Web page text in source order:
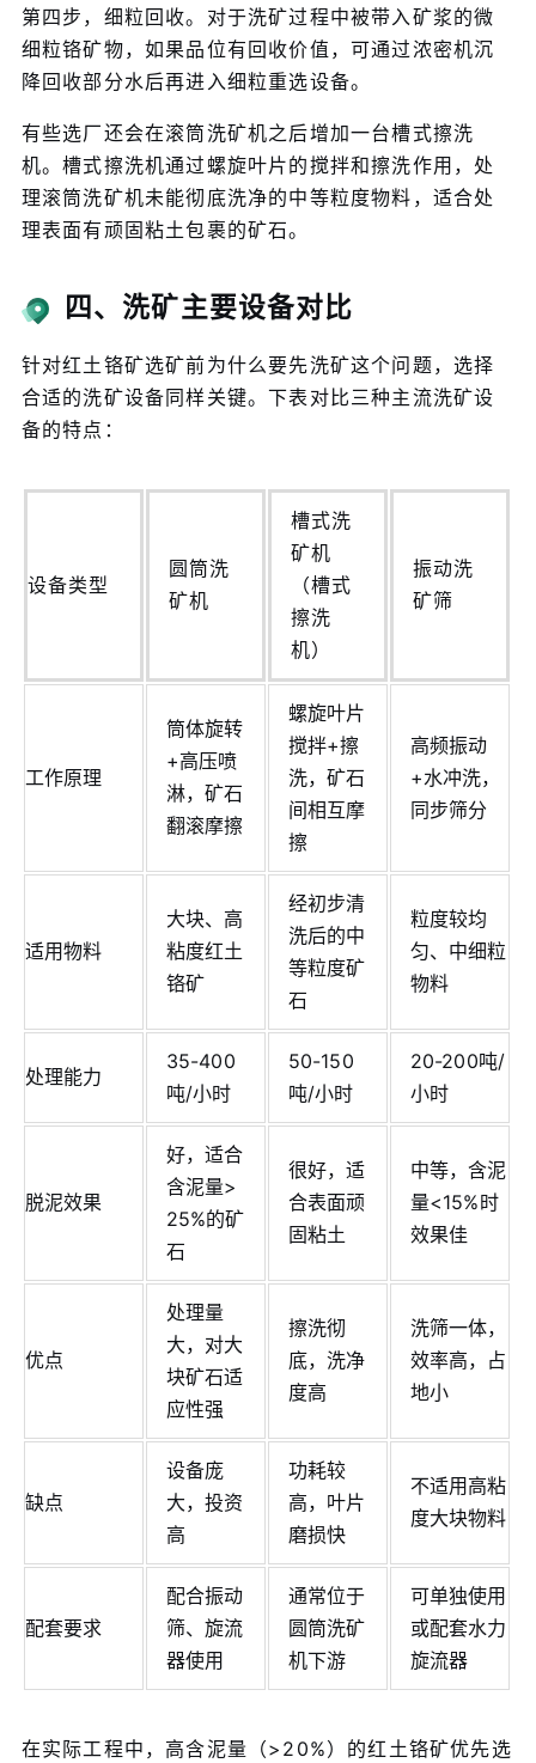
第四步，细粒回收。对于洗矿过程中被带入矿浆的微
细粒铬矿物，如果品位有回收价值，可通过浓密机沉
降回收部分水后再进入细粒重选设备。
有些选厂还会在滚筒洗矿机之后增加一台槽式擦洗
机。槽式擦洗机通过螺旋叶片的搅拌和擦洗作用，处
理滚筒洗矿机未能彻底洗净的中等粒度物料，适合处
理表面有顽固粘土包裹的矿石。
四、洗矿主要设备对比
针对红土铬矿选矿前为什么要先洗矿这个问题，选择
合适的洗矿设备同样关键。下表对比三种主流洗矿设
备的特点：
设备类型
圆筒洗
矿机
槽式洗
矿机
（槽式
擦洗
机）
振动洗
矿筛
工作原理
筒体旋转
+高压喷
淋，矿石
翻滚摩擦
螺旋叶片
搅拌+擦
洗，矿石
间相互摩
擦
高频振动
+水冲洗，
同步筛分
适用物料
大块、高
粘度红土
铬矿
经初步清
洗后的中
等粒度矿
石
粒度较均
匀、中细粒
物料
处理能力
35-400
吨/小时
50-150
吨/小时
20-200吨/
小时
脱泥效果
好，适合
含泥量>
25%的矿
石
很好，适
合表面顽
固粘土
中等，含泥
量<15%时
效果佳
优点
处理量
大，对大
块矿石适
应性强
擦洗彻
底，洗净
度高
洗筛一体，
效率高，占
地小
缺点
设备庞
大，投资
高
功耗较
高，叶片
磨损快
不适用高粘
度大块物料
配套要求
配合振动
筛、旋流
器使用
通常位于
圆筒洗矿
机下游
可单独使用
或配套水力
旋流器
在实际工程中，高含泥量（>20%）的红土铬矿优先选